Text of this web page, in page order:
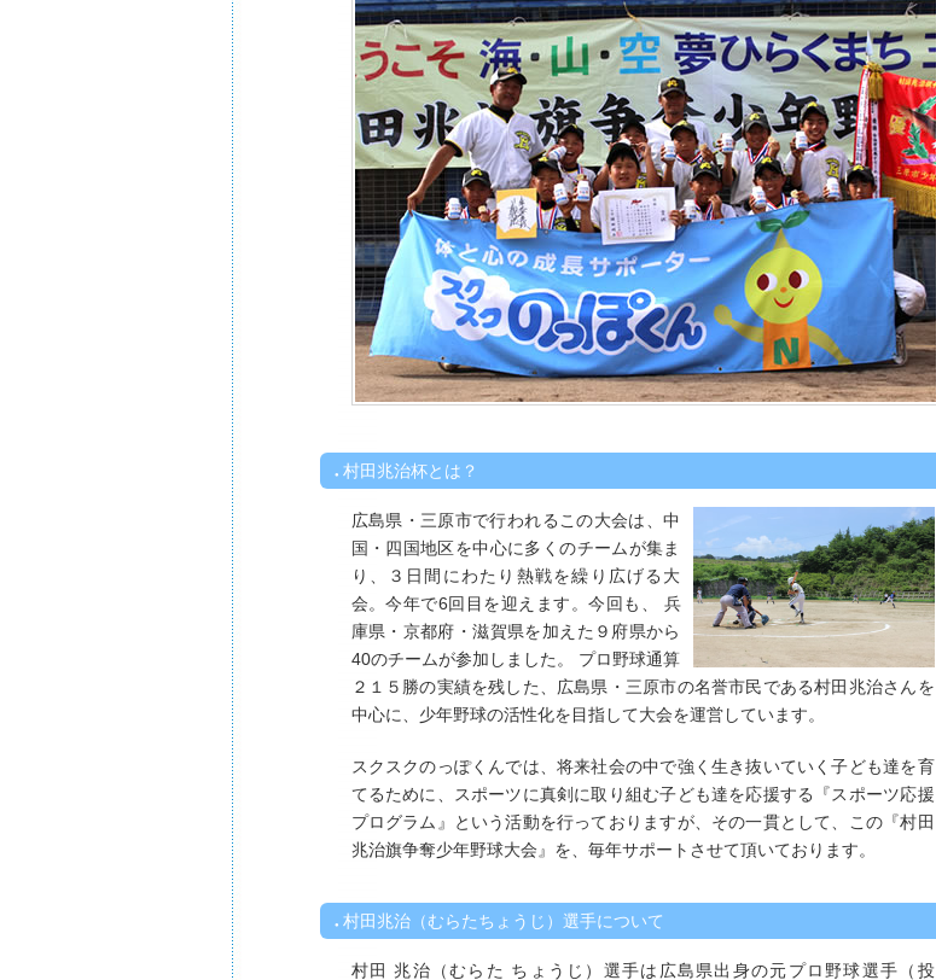
村田兆治杯とは？
広島県・三原市で行われるこの大会は、中
国・四国地区を中心に多くのチームが集ま
り、３日間にわたり熱戦を繰り広げる大
会。今年で6回目を迎えます。今回も、 兵
庫県・京都府・滋賀県を加えた９府県から
40のチームが参加しました。 プロ野球通算
２１５勝の実績を残した、広島県・三原市の名誉市民である村田兆治さんを
中心に、少年野球の活性化を目指して大会を運営しています。
スクスクのっぽくんでは、将来社会の中で強く生き抜いていく子ども達を育
てるために、スポーツに真剣に取り組む子ども達を応援する『スポーツ応援
プログラム』という活動を行っておりますが、その一貫として、この『村田
兆治旗争奪少年野球大会』を、毎年サポートさせて頂いております。
村田兆治（むらたちょうじ）選手について
村田 兆治（むらた ちょうじ）選手は広島県出身の元プロ野球選手（投